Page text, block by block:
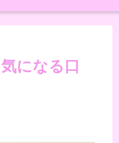
になる口